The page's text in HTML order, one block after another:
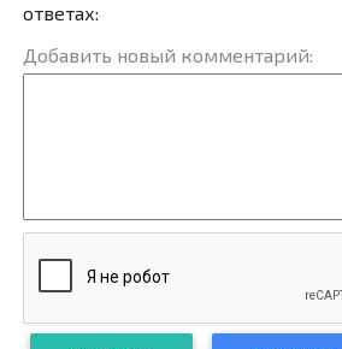
ответах:
Добавить новый комментарий: